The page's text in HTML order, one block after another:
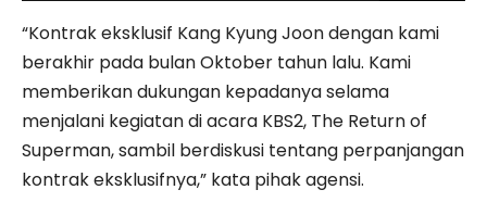
“Kontrak eksklusif Kang Kyung Joon dengan kami
berakhir pada bulan Oktober tahun lalu. Kami
memberikan dukungan kepadanya selama
menjalani kegiatan di acara KBS2, The Return of
Superman, sambil berdiskusi tentang perpanjangan
kontrak eksklusifnya,” kata pihak agensi.